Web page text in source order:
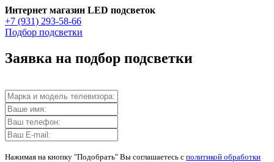
Интернет магазин LED подсветок
+7 (931) 293-58-66
Подбор подсветки
Заявка на подбор подсветки
Нажимая на кнопку "Подобрать" Вы соглашаетесь с политикой обработки